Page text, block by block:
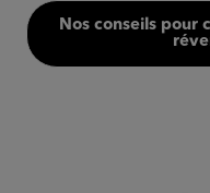
Nos conseils pour